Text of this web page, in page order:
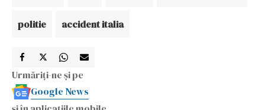
politie accident italia
Urmăriți-ne și pe
Google News